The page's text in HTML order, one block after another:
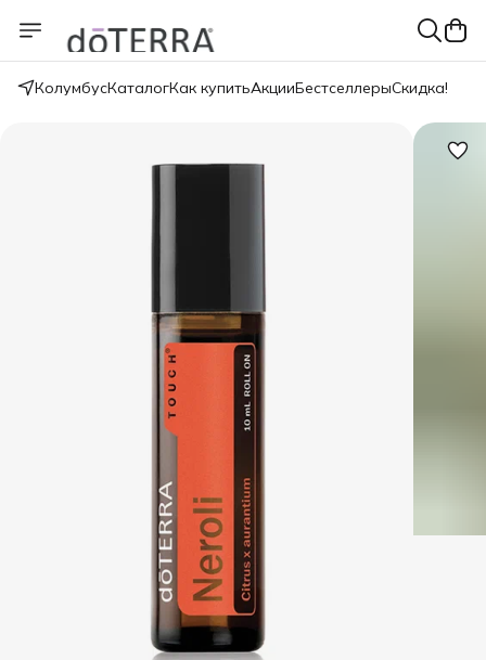
КолумбусКаталогКак купитьАкцииБестселлерыСкидка!